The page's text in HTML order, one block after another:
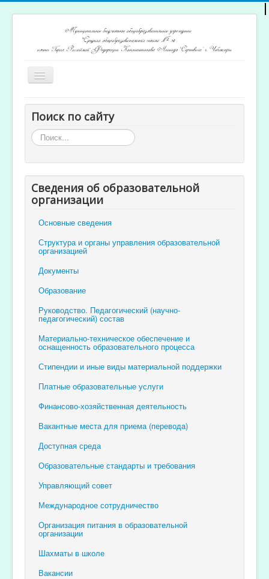
Включить/
выключить
Главная
Открытость и доступность образования
Ученикам и родителям
Учителям
Электронный журнал
Поиск по сайту
Искать...
Сведения об образовательной
организации
Основные сведения
Структура и органы управления образовательной
организацией
Документы
Образование
Руководство. Педагогический (научно-
педагогический) состав
Материально-техническое обеспечение и
оснащенность образовательного процесса
Стипендии и иные виды материальной поддержки
Платные образовательные услуги
Финансово-хозяйственная деятельность
Вакантные места для приема (перевода)
Доступная среда
Образовательные стандарты и требования
Управляющий совет
Международное сотрудничество
Организация питания в образовательной
организации
Шахматы в школе
Вакансии